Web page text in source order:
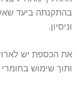
בהתקנתה ביעד
וניסיון.
את הכספת יש לארוז
ותוך שימוש